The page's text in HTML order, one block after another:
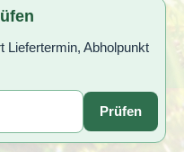
Liefertermin, Abholpunkt
Prüfen